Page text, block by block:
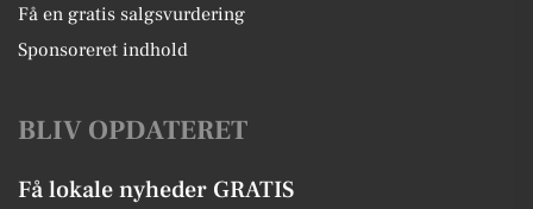
Få en gratis salgsvurdering
Sponsoreret indhold
BLIV OPDATERET
Få lokale nyheder GRATIS